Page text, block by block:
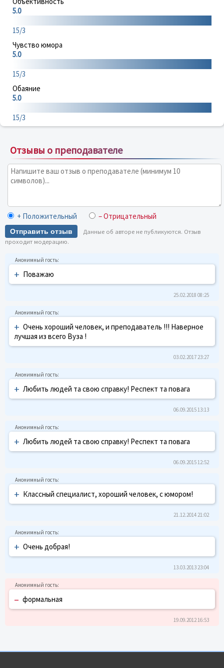
5.0
15/3
Чувство юмора
5.0
15/3
Обаяние
5.0
15/3
Отзывы о преподавателе
+ Положительный – Отрицательный
Отправить отзыв
Данные об авторе не публикуются. Отзыв
проходит модерацию.
+ Поважаю
25.02.2018 08:25
+ Очень хороший человек, и преподаватель !!! Наверное
лучшая из всего Вуза !
03.02.2017 23:27
+ Любить людей та свою справку! Респект та повага
06.09.2015 13:13
+ Любить людей та свою справку! Респект та повага
06.09.2015 12:52
+ Классный специалист, хороший человек, с юмором!
21.12.2014 21:02
+ Очень добрая!
13.03.2013 23:04
– формальная
19.09.2012 16:53